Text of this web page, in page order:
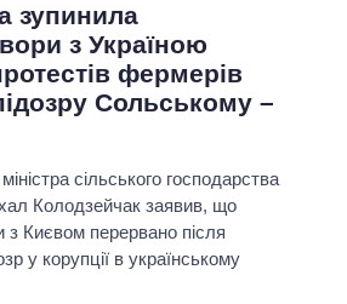
зупинила
з Україною
фермерів
Сольському –
сільського господарства
Колодзейчак заявив, що
з Києвом перервано після
у корупції в українському